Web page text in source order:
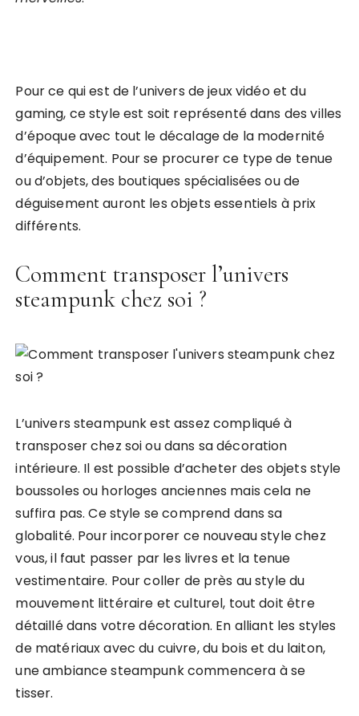
Pour ce qui est de l’univers de jeux vidéo et du
gaming, ce style est soit représenté dans des villes
d’époque avec tout le décalage de la modernité
d’équipement. Pour se procurer ce type de tenue
ou d’objets, des boutiques spécialisées ou de
déguisement auront les objets essentiels à prix
différents.
Comment transposer l’univers
steampunk chez soi ?
L’univers steampunk est assez compliqué à
transposer chez soi ou dans sa décoration
intérieure. Il est possible d’acheter des objets style
boussoles ou horloges anciennes mais cela ne
suffira pas. Ce style se comprend dans sa
globalité. Pour incorporer ce nouveau style chez
vous, il faut passer par les livres et la tenue
vestimentaire. Pour coller de près au style du
mouvement littéraire et culturel, tout doit être
détaillé dans votre décoration. En alliant les styles
de matériaux avec du cuivre, du bois et du laiton,
une ambiance steampunk commencera à se
tisser.